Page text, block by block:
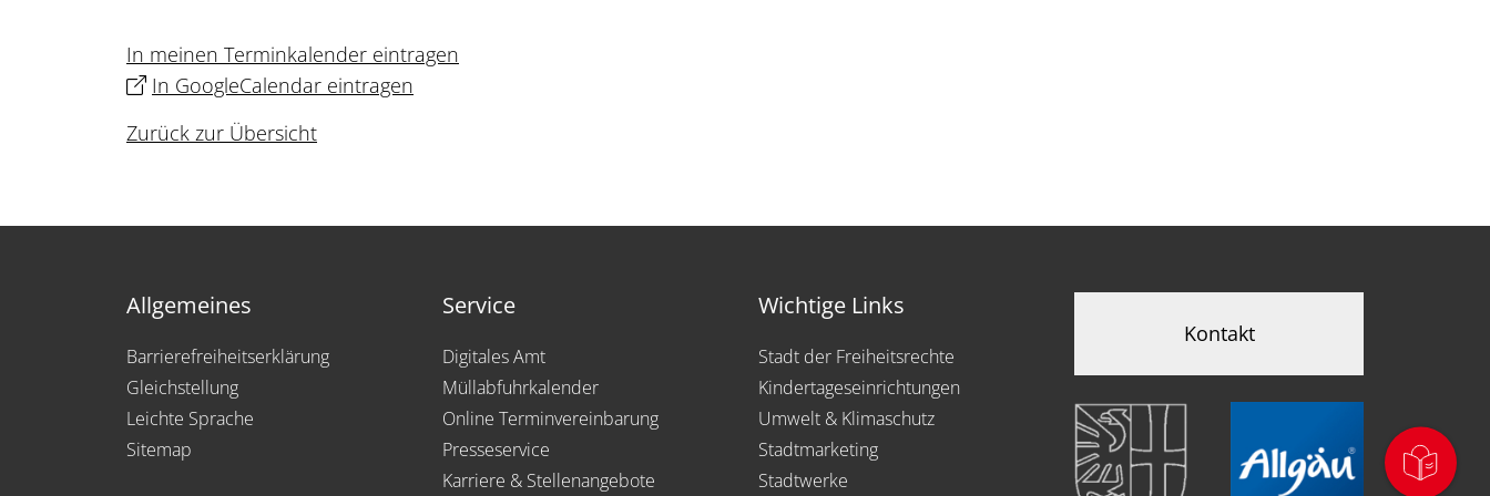
In meinen Terminkalender eintragen
In GoogleCalendar eintragen
Zurück zur Übersicht
Allgemeines
Barrierefreiheitserklärung
Gleichstellung
Leichte Sprache
Sitemap
Service
Digitales Amt
Müllabfuhrkalender
Online Terminvereinbarung
Presseservice
Karriere & Stellenangebote
Wichtige Links
Stadt der Freiheitsrechte
Kindertageseinrichtungen
Umwelt & Klimaschutz
Stadtmarketing
Stadtwerke
Kontakt